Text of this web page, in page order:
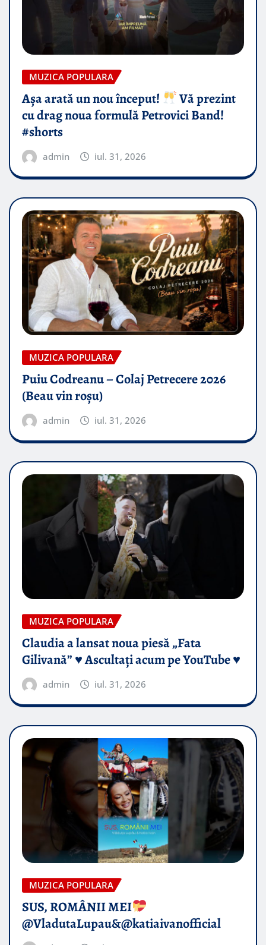
MUZICA POPULARA
Așa arată un nou început!
Vă prezint
cu drag noua formulă Petrovici Band!
#shorts
admin iul. 31, 2026
MUZICA POPULARA
Puiu Codreanu – Colaj Petrecere 2026
(Beau vin roșu)
admin iul. 31, 2026
MUZICA POPULARA
Claudia a lansat noua piesă „Fata
Gilivană” ♥️ Ascultați acum pe YouTube ♥️
admin iul. 31, 2026
MUZICA POPULARA
SUS, ROMÂNII MEI
@VladutaLupau&@katiaivanofficial